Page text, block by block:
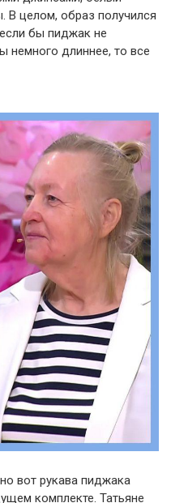
В целом, образ получился
бы пиджак не
немного длиннее, то все
вот рукава пиджака
комплекте. Татьяне